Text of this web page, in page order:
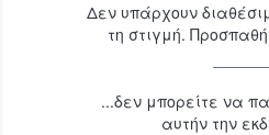
Δεν υπάρχουν
τη στιγμή.
...δεν μπορείτε να
αυτήν την